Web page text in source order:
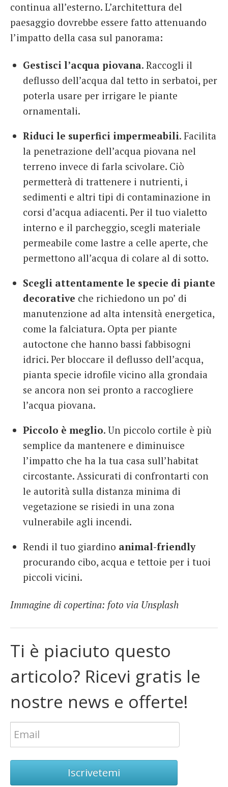
continua all’esterno. L’architettura del
paesaggio dovrebbe essere fatto attenuando
l’impatto della casa sul panorama:
Gestisci l’acqua piovana. Raccogli il
deflusso dell’acqua dal tetto in serbatoi, per
poterla usare per irrigare le piante
ornamentali.
Riduci le superfici impermeabili. Facilita
la penetrazione dell’acqua piovana nel
terreno invece di farla scivolare. Ciò
permetterà di trattenere i nutrienti, i
sedimenti e altri tipi di contaminazione in
corsi d’acqua adiacenti. Per il tuo vialetto
interno e il parcheggio, scegli materiale
permeabile come lastre a celle aperte, che
permettono all’acqua di colare al di sotto.
Scegli attentamente le specie di piante
decorative che richiedono un po’ di
manutenzione ad alta intensità energetica,
come la falciatura. Opta per piante
autoctone che hanno bassi fabbisogni
idrici. Per bloccare il deflusso dell’acqua,
pianta specie idrofile vicino alla grondaia
se ancora non sei pronto a raccogliere
l’acqua piovana.
Piccolo è meglio. Un piccolo cortile è più
semplice da mantenere e diminuisce
l’impatto che ha la tua casa sull’habitat
circostante. Assicurati di confrontarti con
le autorità sulla distanza minima di
vegetazione se risiedi in una zona
vulnerabile agli incendi.
Rendi il tuo giardino animal-friendly
procurando cibo, acqua e tettoie per i tuoi
piccoli vicini.
Immagine di copertina: foto via Unsplash
Ti è piaciuto questo
articolo? Ricevi gratis le
nostre news e offerte!
Iscrivetemi